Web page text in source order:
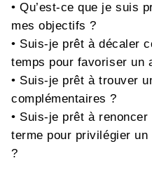
• Qu’est-ce que je suis
mes objectifs ?
• Suis-je prêt à décaler
temps pour favoriser un
• Suis-je prêt à trouver
complémentaires ?
• Suis-je prêt à
terme pour privilégier
?